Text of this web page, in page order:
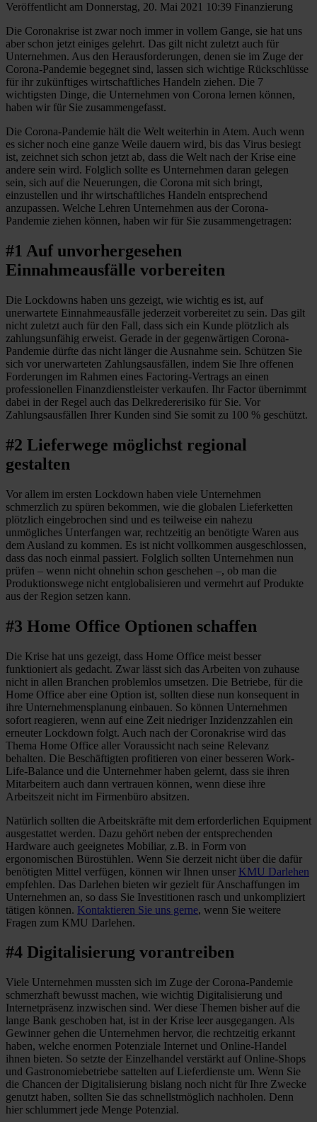
Veröffentlicht am Donnerstag, 20. Mai 2021 10:39 Finanzierung
Die Coronakrise ist zwar noch immer in vollem Gange, sie hat uns
aber schon jetzt einiges gelehrt. Das gilt nicht zuletzt auch für
Unternehmen. Aus den Herausforderungen, denen sie im Zuge der
Corona-Pandemie begegnet sind, lassen sich wichtige Rückschlüsse
für ihr zukünftiges wirtschaftliches Handeln ziehen. Die 7
wichtigsten Dinge, die Unternehmen von Corona lernen können,
haben wir für Sie zusammengefasst.
Die Corona-Pandemie hält die Welt weiterhin in Atem. Auch wenn
es sicher noch eine ganze Weile dauern wird, bis das Virus besiegt
ist, zeichnet sich schon jetzt ab, dass die Welt nach der Krise eine
andere sein wird. Folglich sollte es Unternehmen daran gelegen
sein, sich auf die Neuerungen, die Corona mit sich bringt,
einzustellen und ihr wirtschaftliches Handeln entsprechend
anzupassen. Welche Lehren Unternehmen aus der Corona-
Pandemie ziehen können, haben wir für Sie zusammengetragen:
#1 Auf unvorhergesehen
Einnahmeausfälle vorbereiten
Die Lockdowns haben uns gezeigt, wie wichtig es ist, auf
unerwartete Einnahmeausfälle jederzeit vorbereitet zu sein. Das gilt
nicht zuletzt auch für den Fall, dass sich ein Kunde plötzlich als
zahlungsunfähig erweist. Gerade in der gegenwärtigen Corona-
Pandemie dürfte das nicht länger die Ausnahme sein. Schützen Sie
sich vor unerwarteten Zahlungsausfällen, indem Sie Ihre offenen
Forderungen im Rahmen eines Factoring-Vertrags an einen
professionellen Finanzdienstleister verkaufen. Ihr Factor übernimmt
dabei in der Regel auch das Delkredererisiko für Sie. Vor
Zahlungsausfällen Ihrer Kunden sind Sie somit zu 100 % geschützt.
#2 Lieferwege möglichst regional
gestalten
Vor allem im ersten Lockdown haben viele Unternehmen
schmerzlich zu spüren bekommen, wie die globalen Lieferketten
plötzlich eingebrochen sind und es teilweise ein nahezu
unmögliches Unterfangen war, rechtzeitig an benötigte Waren aus
dem Ausland zu kommen. Es ist nicht vollkommen ausgeschlossen,
dass das noch einmal passiert. Folglich sollten Unternehmen nun
prüfen – wenn nicht ohnehin schon geschehen –, ob man die
Produktionswege nicht entglobalisieren und vermehrt auf Produkte
aus der Region setzen kann.
#3 Home Office Optionen schaffen
Die Krise hat uns gezeigt, dass Home Office meist besser
funktioniert als gedacht. Zwar lässt sich das Arbeiten von zuhause
nicht in allen Branchen problemlos umsetzen. Die Betriebe, für die
Home Office aber eine Option ist, sollten diese nun konsequent in
ihre Unternehmensplanung einbauen. So können Unternehmen
sofort reagieren, wenn auf eine Zeit niedriger Inzidenzzahlen ein
erneuter Lockdown folgt. Auch nach der Coronakrise wird das
Thema Home Office aller Voraussicht nach seine Relevanz
behalten. Die Beschäftigten profitieren von einer besseren Work-
Life-Balance und die Unternehmer haben gelernt, dass sie ihren
Mitarbeitern auch dann vertrauen können, wenn diese ihre
Arbeitszeit nicht im Firmenbüro absitzen.
Natürlich sollten die Arbeitskräfte mit dem erforderlichen Equipment
ausgestattet werden. Dazu gehört neben der entsprechenden
Hardware auch geeignetes Mobiliar, z.B. in Form von
ergonomischen Bürostühlen. Wenn Sie derzeit nicht über die dafür
benötigten Mittel verfügen, können wir Ihnen unser KMU Darlehen
empfehlen. Das Darlehen bieten wir gezielt für Anschaffungen im
Unternehmen an, so dass Sie Investitionen rasch und unkompliziert
tätigen können. Kontaktieren Sie uns gerne, wenn Sie weitere
Fragen zum KMU Darlehen.
#4 Digitalisierung vorantreiben
Viele Unternehmen mussten sich im Zuge der Corona-Pandemie
schmerzhaft bewusst machen, wie wichtig Digitalisierung und
Internetpräsenz inzwischen sind. Wer diese Themen bisher auf die
lange Bank geschoben hat, ist in der Krise leer ausgegangen. Als
Gewinner gehen die Unternehmen hervor, die rechtzeitig erkannt
haben, welche enormen Potenziale Internet und Online-Handel
ihnen bieten. So setzte der Einzelhandel verstärkt auf Online-Shops
und Gastronomiebetriebe sattelten auf Lieferdienste um. Wenn Sie
die Chancen der Digitalisierung bislang noch nicht für Ihre Zwecke
genutzt haben, sollten Sie das schnellstmöglich nachholen. Denn
hier schlummert jede Menge Potenzial.